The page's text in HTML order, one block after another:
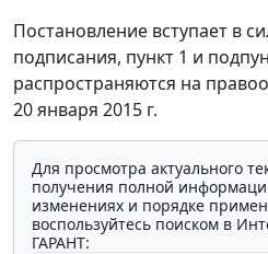
Постановление вступает в
подписания, пункт 1 и
распространяются на
20 января 2015 г.
Для просмотра актуального
получения полной
изменениях и порядке
воспользуйтесь поиском в
ГАРАНТ: